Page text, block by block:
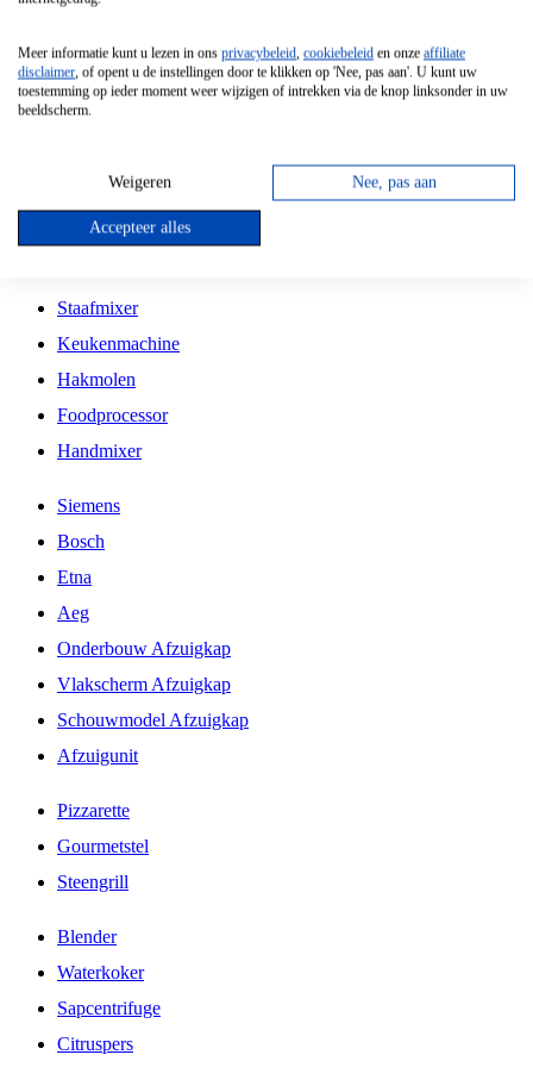
Vrijstaande Magnetron
Vrijstaande Kookplaat
Inbouw Gaskookplaat
Inbouw Keramische Kookplaat
Kookplaat Accessoires
Staafmixer
Keukenmachine
Hakmolen
Foodprocessor
Handmixer
Siemens
Bosch
Etna
Aeg
Onderbouw Afzuigkap
Vlakscherm Afzuigkap
Schouwmodel Afzuigkap
Afzuigunit
Pizzarette
Gourmetstel
Steengrill
Blender
Waterkoker
Sapcentrifuge
Citruspers
Meer informatie kunt u lezen in ons privacybeleid, cookiebeleid en onze affiliate
disclaimer, of opent u de instellingen door te klikken op 'Nee, pas aan'. U kunt uw
toestemming op ieder moment weer wijzigen of intrekken via de knop linksonder in uw
beeldscherm.
Weigeren Nee, pas aan
Accepteer alles